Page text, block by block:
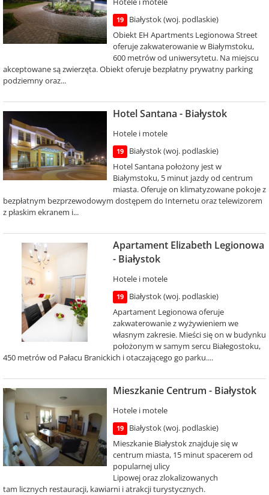
19
Białystok (woj. podlaskie)
Obiekt EH Apartments Legionowa Street
oferuje zakwaterowanie w Białymstoku,
600 metrów od uniwersytetu. Na miejscu
akceptowane są zwierzęta. Obiekt oferuje bezpłatny prywatny parking
podziemny oraz...
Hotel Santana - Białystok
Hotele i motele
19
Białystok (woj. podlaskie)
Hotel Santana położony jest w
Białymstoku, 5 minut jazdy od centrum
miasta. Oferuje on klimatyzowane pokoje z
bezpłatnym bezprzewodowym dostępem do Internetu oraz telewizorem
z płaskim ekranem i...
Apartament Elizabeth Legionowa
- Białystok
Hotele i motele
19
Białystok (woj. podlaskie)
Apartament Legionowa oferuje
zakwaterowanie z wyżywieniem we
własnym zakresie. Mieści się on w budynku
położonym w samym sercu Białegostoku,
450 metrów od Pałacu Branickich i otaczającego go parku....
Mieszkanie Centrum - Białystok
Hotele i motele
19
Białystok (woj. podlaskie)
Mieszkanie Białystok znajduje się w
centrum miasta, 15 minut spacerem od
popularnej ulicy
Lipowej oraz zlokalizowanych
tam licznych restauracji, kawiarni i atrakcji turystycznych.